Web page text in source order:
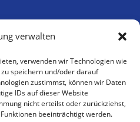
verwalten
verwenden wir Technologien wie
speichern und/oder darauf
zustimmst, können wir Daten
IDs auf dieser Website
nicht erteilst oder zurückziehst,
beeinträchtigt werden.